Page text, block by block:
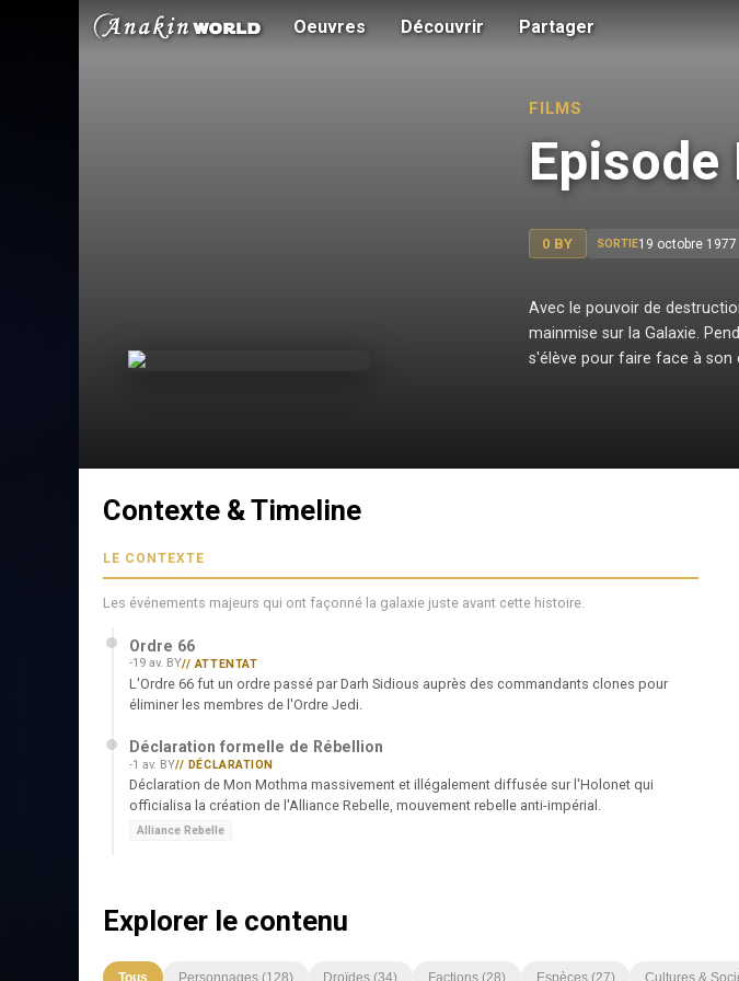
Oeuvres Découvrir Partager
FILMS
Episode
0 BY SORTIE19 octobre 1977
Avec le pouvoir de
mainmise sur la Galaxie.
s'élève pour faire face à son
Contexte & Timeline
LE CONTEXTE
Les événements majeurs qui ont façonné la galaxie juste avant cette histoire.
Ordre 66
-19 av. BY// ATTENTAT
L'Ordre 66 fut un ordre passé par Darh Sidious auprès des commandants clones pour
éliminer les membres de l'Ordre Jedi.
Déclaration formelle de Rébellion
-1 av. BY// DÉCLARATION
Déclaration de Mon Mothma massivement et illégalement diffusée sur l'Holonet qui
officialisa la création de l'Alliance Rebelle, mouvement rebelle anti-impérial.
Alliance Rebelle
Explorer le contenu
Tous Personnages(128) Droïdes (34) Factions(28) Espèces(27) Cultures &